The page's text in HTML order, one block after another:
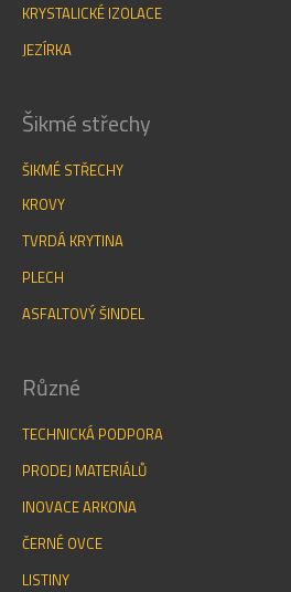
KRYSTALICKÉ IZOLACE
JEZÍRKA
Šikmé střechy
ŠIKMÉ STŘECHY
KROVY
TVRDÁ KRYTINA
PLECH
ASFALTOVÝ ŠINDEL
Různé
TECHNICKÁ PODPORA
PRODEJ MATERIÁLŮ
INOVACE ARKONA
ČERNÉ OVCE
LISTINY